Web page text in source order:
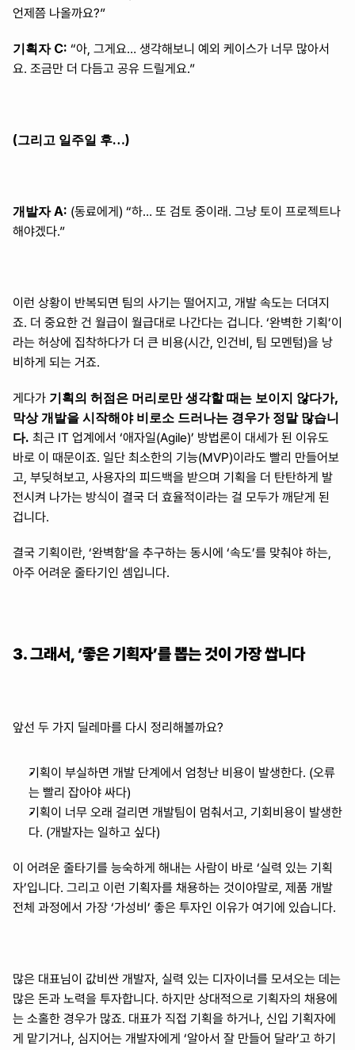
언제쯤 나올까요?”
기획자 C: “아, 그게요… 생각해보니 예외 케이스가 너무 많아서
요. 조금만 더 다듬고 공유 드릴게요.”
(그리고 일주일 후…)
개발자 A: (동료에게) “하… 또 검토 중이래. 그냥 토이 프로젝트나
해야겠다.”
이런 상황이 반복되면 팀의 사기는 떨어지고, 개발 속도는 더뎌지
죠. 더 중요한 건 월급이 월급대로 나간다는 겁니다. ‘완벽한 기획’이
라는 허상에 집착하다가 더 큰 비용(시간, 인건비, 팀 모멘텀)을 낭
비하게 되는 거죠.
게다가 기획의 허점은 머리로만 생각할 때는 보이지 않다가,
막상 개발을 시작해야 비로소 드러나는 경우가 정말 많습니
다. 최근 IT 업계에서 ‘애자일(Agile)’ 방법론이 대세가 된 이유도
바로 이 때문이죠. 일단 최소한의 기능(MVP)이라도 빨리 만들어보
고, 부딪혀보고, 사용자의 피드백을 받으며 기획을 더 탄탄하게 발
전시켜 나가는 방식이 결국 더 효율적이라는 걸 모두가 깨닫게 된
겁니다.
결국 기획이란, ‘완벽함’을 추구하는 동시에 ‘속도’를 맞춰야 하는,
아주 어려운 줄타기인 셈입니다.
3. 그래서, ‘좋은 기획자’를 뽑는 것이 가장 쌉니다
앞선 두 가지 딜레마를 다시 정리해볼까요?
기획이 부실하면 개발 단계에서 엄청난 비용이 발생한다. (오류
는 빨리 잡아야 싸다)
기획이 너무 오래 걸리면 개발팀이 멈춰서고, 기회비용이 발생한
다. (개발자는 일하고 싶다)
이 어려운 줄타기를 능숙하게 해내는 사람이 바로 ‘실력 있는 기획
자’입니다. 그리고 이런 기획자를 채용하는 것이야말로, 제품 개발
전체 과정에서 가장 ‘가성비’ 좋은 투자인 이유가 여기에 있습니다.
많은 대표님이 값비싼 개발자, 실력 있는 디자이너를 모셔오는 데는
많은 돈과 노력을 투자합니다. 하지만 상대적으로 기획자의 채용에
는 소홀한 경우가 많죠. 대표가 직접 기획을 하거나, 신입 기획자에
게 맡기거나, 심지어는 개발자에게 ‘알아서 잘 만들어 달라’고 하기